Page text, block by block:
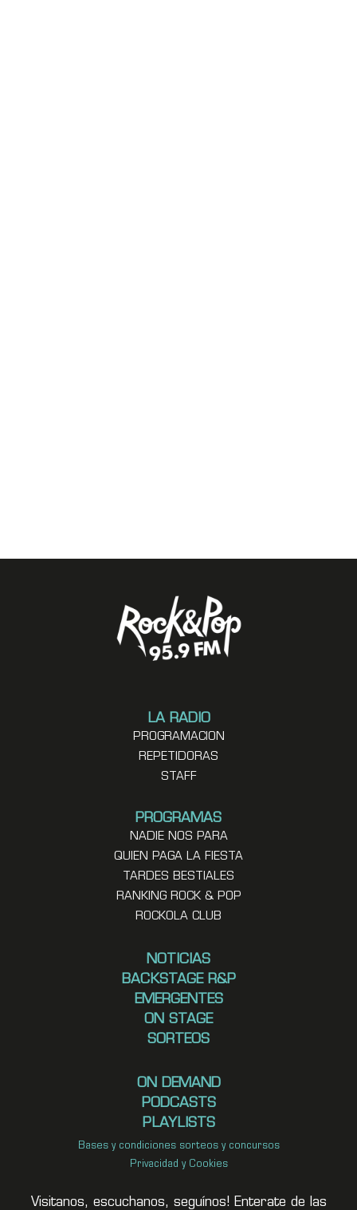
LA RADIO
PROGRAMACION
REPETIDORAS
STAFF
PROGRAMAS
NADIE NOS PARA
QUIEN PAGA LA FIESTA
TARDES BESTIALES
RANKING ROCK & POP
ROCKOLA CLUB
NOTICIAS
BACKSTAGE R&P
EMERGENTES
ON STAGE
SORTEOS
ON DEMAND
PODCASTS
PLAYLISTS
Bases y condiciones sorteos y concursos
Privacidad y Cookies
Visitanos, escuchanos, seguínos! Enterate de las